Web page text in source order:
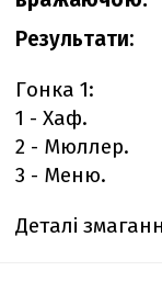
Результати:
Гонка 1:
1 - Хаф.
2 - Мюллер.
3 - Меню.
Деталі